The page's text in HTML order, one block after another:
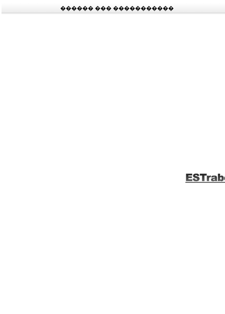
������ ��� �����������